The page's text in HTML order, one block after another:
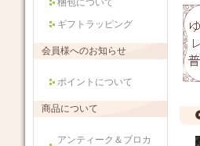
梱包について
ギフトラッピング
会員様へのお知らせ
ポイントについて
商品について
アンティーク＆ブロカ